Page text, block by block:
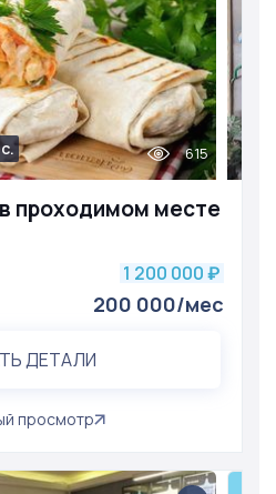
проходимом месте
615
1 200 000 ₽
200 000/мес
ДЕТАЛИ
просмотр